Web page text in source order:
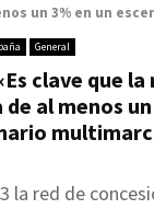
un 3% en un
General
clave que
de al menos
la red de